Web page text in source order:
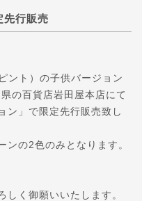
行販売
ント）の子供バージョン
の百貨店岩田屋本店にて
ン」で限定先行販売致し
の2色のみとなります。
しく御願いいたします。